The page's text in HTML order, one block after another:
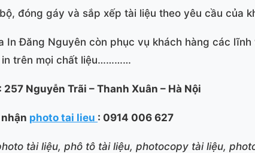
đóng gáy và sắp xếp tài liệu theo yêu cầu của
In Đăng Nguyên còn phục vụ khách hàng các
in trên mọi chất liệu…………
257 Nguyễn Trãi – Thanh Xuân – Hà Nội
photo tai lieu : 0914 006 627
tài liệu, phô tô tài liệu, photocopy tài liệu,